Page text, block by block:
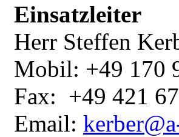
Einsatzleiter
Herr Steffen
Mobil: +49 170
Fax: +49 421
Email: